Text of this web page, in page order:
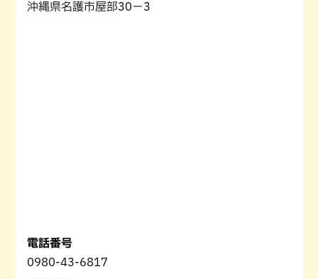
沖縄県名護市屋部30−3
電話番号
0980-43-6817